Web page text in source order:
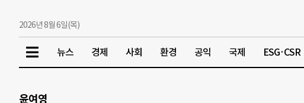
2026년 8월 6일(목)
뉴스 경제 사회 환경 공익 국제 ESG·CSR
윤여영